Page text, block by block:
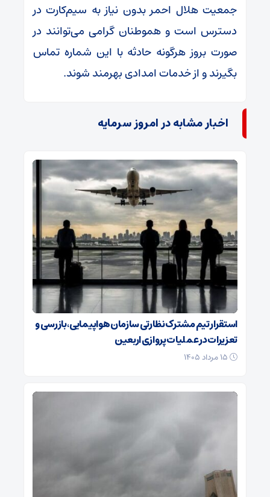
جمعیت هلال احمر بدون نیاز به سیم‌کارت در
دسترس است و هموطنان گرامی می‌توانند در
صورت بروز هرگونه حادثه با این شماره تماس
بگیرند و از خدمات امدادی بهرمند شوند.
اخبار مشابه در امروز سرمایه
استقرار تیم مشترک نظارتی سازمان هواپیمایی، بازرسی و
تعزیرات در عملیات پروازی اربعین